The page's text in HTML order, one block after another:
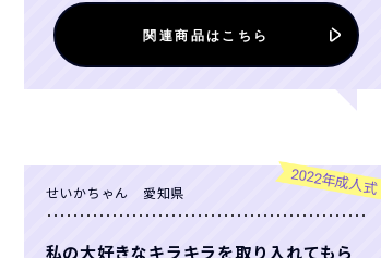
関連商品はこちら
2022年成人式
せいかちゃん 愛知県
私の大好きなキラキラを取り入れてもら